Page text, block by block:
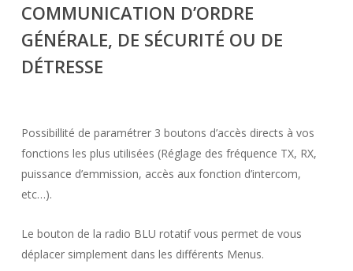
COMMUNICATION D’ORDRE
GÉNÉRALE, DE SÉCURITÉ OU DE
DÉTRESSE
Possibillité de paramétrer 3 boutons d’accès directs à vos
fonctions les plus utilisées (Réglage des fréquence TX, RX,
puissance d’emmission, accès aux fonction d’intercom,
etc…).
Le bouton de la radio BLU rotatif vous permet de vous
déplacer simplement dans les différents Menus.